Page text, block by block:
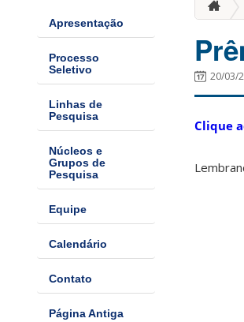
Apresentação
Processo
Seletivo
Linhas de
Pesquisa
Núcleos e
Grupos de
Pesquisa
Equipe
Calendário
Contato
Página Antiga
20/03/
Clique